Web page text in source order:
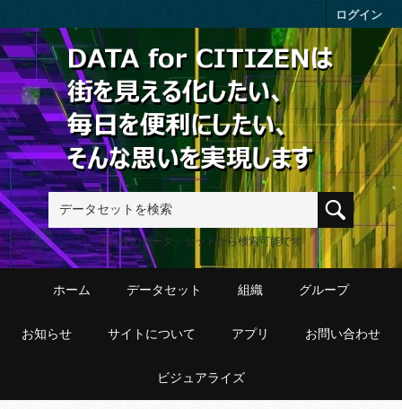
ログイン
411件のデータ・セットから検索可能です
ホーム データセット 組織 グループ
お知らせ サイトについて アプリ お問い合わせ
ビジュアライズ